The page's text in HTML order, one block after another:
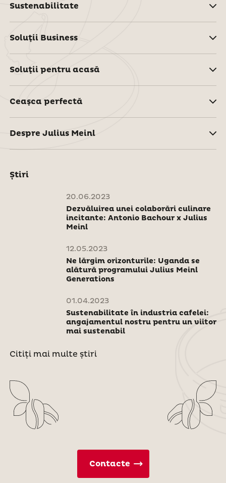
Sustenabilitate
Soluţii Business
Soluţii pentru acasă
Ceaşca perfectă
Despre Julius Meinl
Știri
20.06.2023
Dezvăluirea unei colaborări culinare
incitante: Antonio Bachour x Julius
Meinl
12.05.2023
Ne lărgim orizonturile: Uganda se
alătură programului Julius Meinl
Generations
01.04.2023
Sustenabilitate în industria cafelei:
angajamentul nostru pentru un viitor
mai sustenabil
Citiți mai multe știri
Contacte